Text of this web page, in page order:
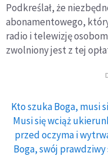
Podkreślał, że
abonamentowego,
radio i telewizję
zwolniony jest z tej
Kto szuka Boga, musi
Musi się wciąż
przed oczyma i
Boga, swój